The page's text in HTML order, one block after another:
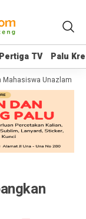
Pertiga TV Palu
Pertiga TV Palu
Unazlam